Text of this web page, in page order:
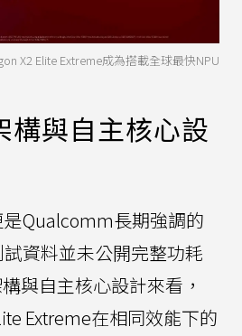
X2 Elite Extreme成為搭載全球最快NPU
構與自主核心設
Qualcomm長期強調的
資料並未公開完整功耗
與自主核心設計來看，
Extreme在相同效能下的